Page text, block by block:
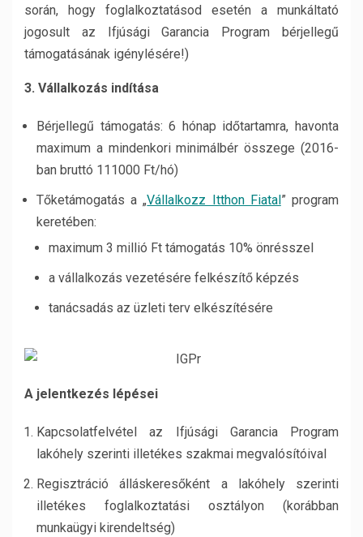
során, hogy foglalkoztatásod esetén a munkáltató
jogosult az Ifjúsági Garancia Program bérjellegű
támogatásának igénylésére!)
3. Vállalkozás indítása
Bérjellegű támogatás: 6 hónap időtartamra, havonta
maximum a mindenkori minimálbér összege (2016-
ban bruttó 111000 Ft/hó)
Tőketámogatás a „Vállalkozz Itthon Fiatal” program
keretében:
maximum 3 millió Ft támogatás 10% önrésszel
a vállalkozás vezetésére felkészítő képzés
tanácsadás az üzleti terv elkészítésére
A jelentkezés lépései
Kapcsolatfelvétel az Ifjúsági Garancia Program
lakóhely szerinti illetékes szakmai megvalósítóival
Regisztráció álláskeresőként a lakóhely szerinti
illetékes foglalkoztatási osztályon (korábban
munkaügyi kirendeltség)